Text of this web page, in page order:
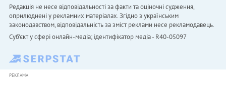
Редакція не несе відповідальності за факти та оціночні судження,
оприлюднені у рекламних матеріалах. Згідно з українським
законодавством, відповідальність за зміст реклами несе рекламодавець.
Cуб'єкт у сфері онлайн-медіа; ідентифікатор медіа - R40-05097
РЕКЛАМА